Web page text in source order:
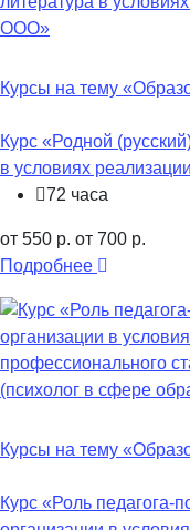
Курсы на тему
Курс «Родной
в условиях
72 часа
от 550 р. от 700 р.
Подробнее
Курсы на тему
Курс «Роль педагога-